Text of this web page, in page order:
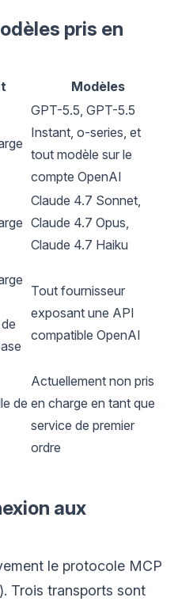
pris en
Modèles
GPT-5.5, GPT-5.5
Instant, o-series, et
tout modèle sur le
compte OpenAI
Claude 4.7 Sonnet,
Claude 4.7 Opus,
Claude 4.7 Haiku
Tout fournisseur
exposant une API
compatible OpenAI
de
Actuellement non pris
en charge en tant que
service de premier
ordre
aux
le protocole MCP
Trois transports sont